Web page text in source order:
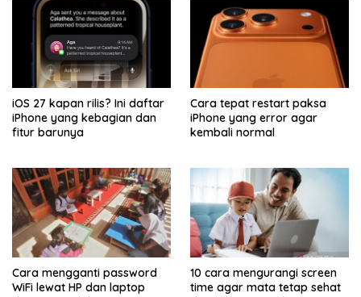
iOS 27 kapan rilis? Ini daftar
iPhone yang kebagian dan
fitur barunya
Cara tepat restart paksa
iPhone yang error agar
kembali normal
Cara mengganti password
WiFi lewat HP dan laptop
10 cara mengurangi screen
time agar mata tetap sehat